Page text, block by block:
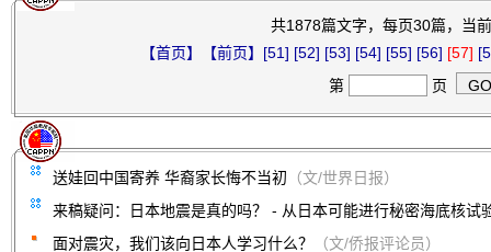
共1878篇文字，每页30篇，当
【首页】
【前页】 [51] [52] [53] [54] [55] [56] [57]
第
页
送娃回中国寄养 华裔家长悔不当初 （文/世界日报）
来稿疑问：日本地震是真的吗？ - 从日本可能进行秘密海底核试
面对震灾，我们该向日本人学习什么？
（文/侨报评论员）